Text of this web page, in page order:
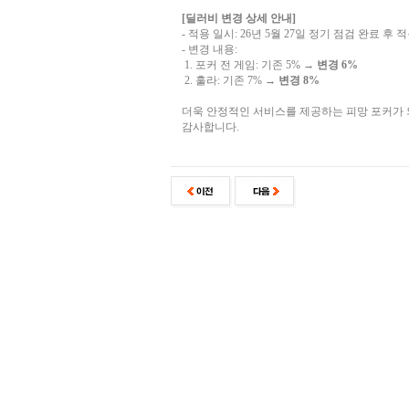
[딜러비 변경 상세 안내]
- 적용 일시: 26년 5월 27일 정기 점검 완료 후 적
- 변경 내용:
1. 포커 전 게임: 기존 5% → 변경 6%
2. 훌라: 기존 7% → 변경 8%
더욱 안정적인 서비스를 제공하는 피망 포커가
감사합니다.